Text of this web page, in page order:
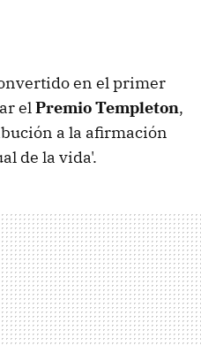
en el primer
elPremio Templeton,
a la afirmación
de la vida'.